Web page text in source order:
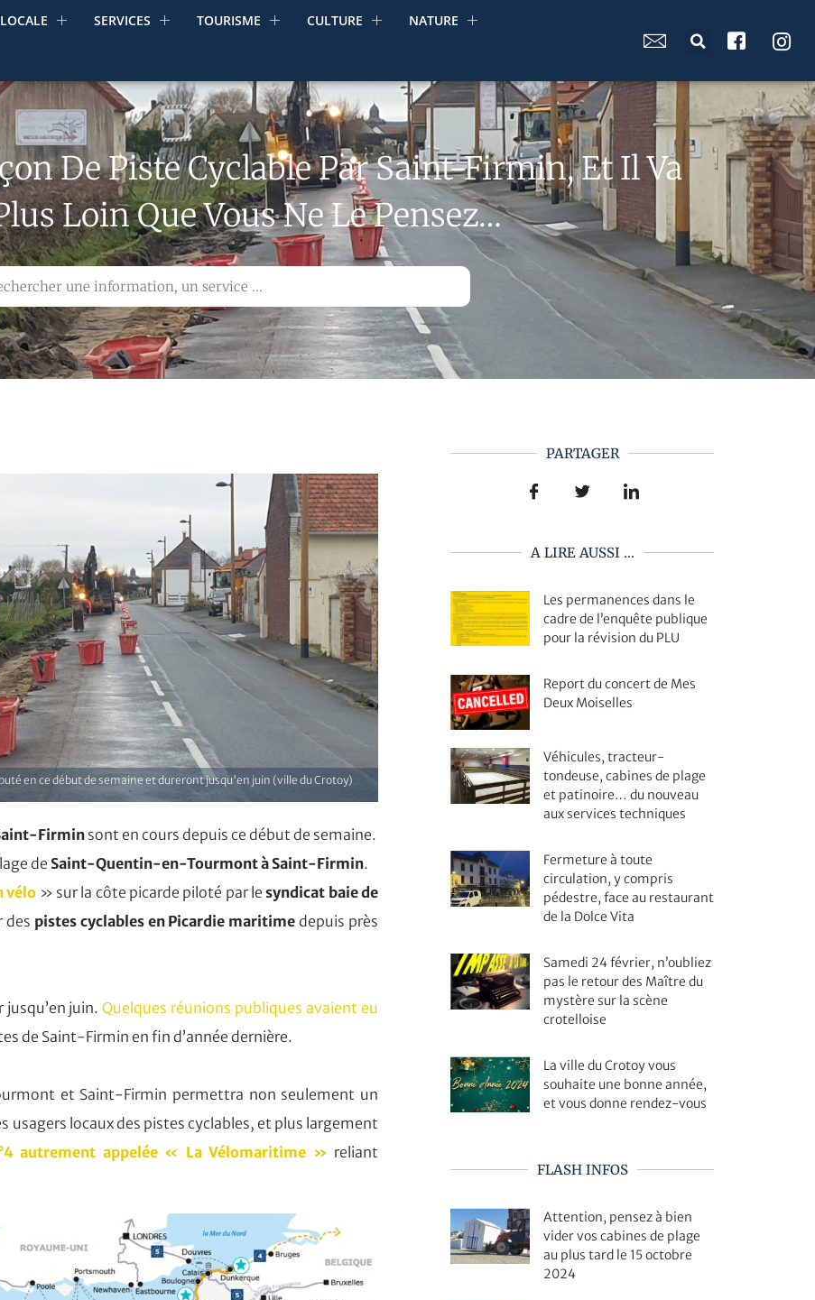
SERVICES TOURISME CULTURE NATURE
De Piste Cyclable Par Saint-Firmin, Et Il Va
Loin Que Vous Ne Le Pensez…
en ce début de semaine et dureront jusqu'en juin (ville du Crotoy)
Firmin sont en cours depuis ce début de semaine.
de Saint-Quentin-en-Tourmont à Saint-Firmin.
vélo » sur la côte picarde piloté par lesyndicat baie de
des pistes cyclables en Picardie maritime depuis près
jusqu’en juin.Quelques réunions publiques avaient eu
de Saint-Firmin en fin d’année dernière.
et Saint-Firmin permettra non seulement un
locaux des pistes cyclables, et plus largement
autrement appelée « La Vélomaritime » reliant
PARTAGER
A LIRE AUSSI ...
Les permanences dans le
cadre de l’enquête publique
pour la révision du PLU
Report du concert de Mes
Deux Moiselles
Véhicules, tracteur-
tondeuse, cabines de plage
et patinoire… du nouveau
aux services techniques
Fermeture à toute
circulation, y compris
pédestre, face au restaurant
de la Dolce Vita
Samedi 24 février, n’oubliez
pas le retour des Maître du
mystère sur la scène
crotelloise
La ville du Crotoy vous
souhaite une bonne année,
et vous donne rendez-vous
FLASH INFOS
Attention, pensez à bien
vider vos cabines de plage
au plus tard le 15 octobre
2024